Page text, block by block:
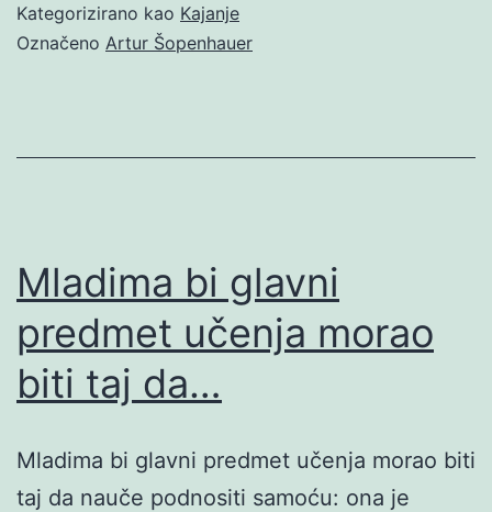
Kategorizirano kao Kajanje
Označeno Artur Šopenhauer
Mladima bi glavni
predmet učenja morao
biti taj da…
Mladima bi glavni predmet učenja morao biti
taj da nauče podnositi samoću: ona je